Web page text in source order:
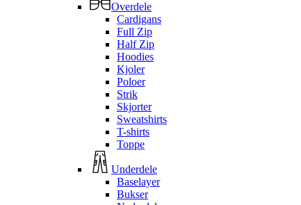
Overdele
Cardigans
Full Zip
Half Zip
Hoodies
Kjoler
Poloer
Strik
Skjorter
Sweatshirts
T-shirts
Toppe
Underdele
Baselayer
Bukser